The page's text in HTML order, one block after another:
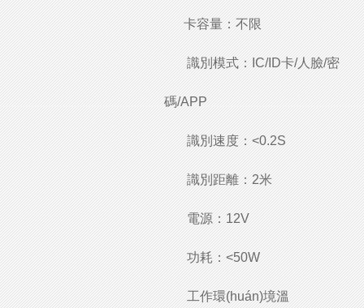
卡容量：不限
識別模式：IC/ID卡/人臉/密
碼/APP
識別速度：<0.2S
識別距離：2米
電源：12V
功耗：<50W
工作環(huán)境溫